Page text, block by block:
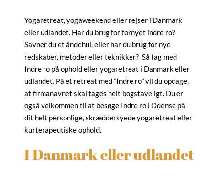
Yogaretreat, yogaweekend eller rejser i Danmark
eller udlandet. Har du brug for fornyet indre ro?
Savner du et åndehul, eller har du brug for nye
redskaber, metoder eller teknikker? Så tag med
Indre ro på ophold eller yogaretreat i Danmark eller
udlandet. På et retreat med ”Indre ro” vil du opdage,
at firmanavnet skal tages helt bogstaveligt. Du er
også velkommen til at besøge Indre ro i Odense på
dit helt personlige, skræddersyede yogaretreat eller
kurterapeutiske ophold.
I Danmark eller udlandet